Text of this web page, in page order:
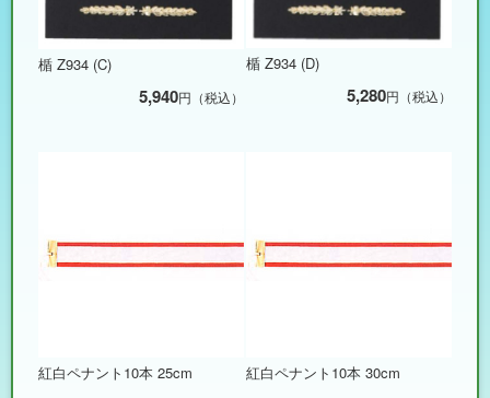
楯 Z934 (C)
5,940円（税込）
楯 Z934 (D)
5,280円（税込）
紅白ペナント10本 25cm 紅白ペナント10本 30cm